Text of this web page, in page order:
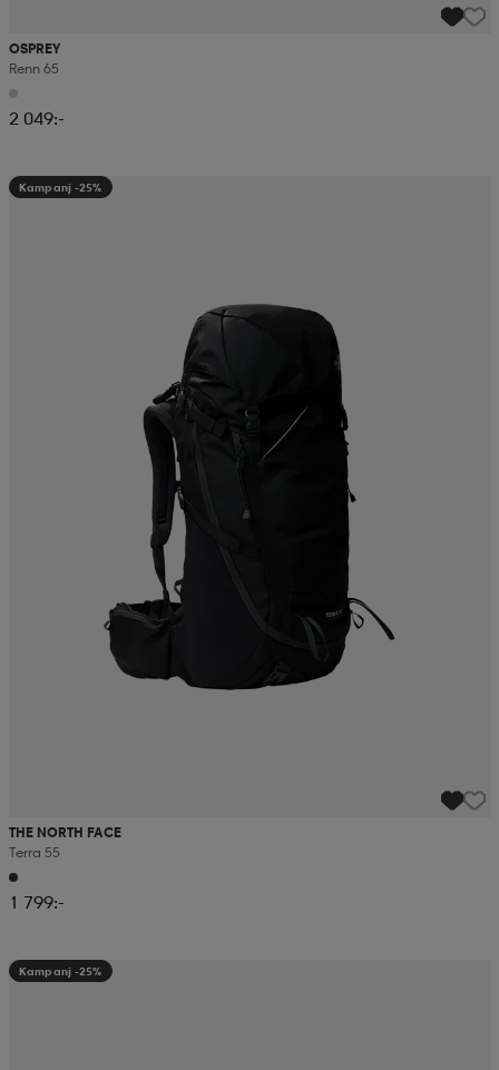
OSPREY
Renn 65
2 049:-
Kampanj -25%
THE NORTH FACE
Terra 55
1 799:-
Kampanj -25%